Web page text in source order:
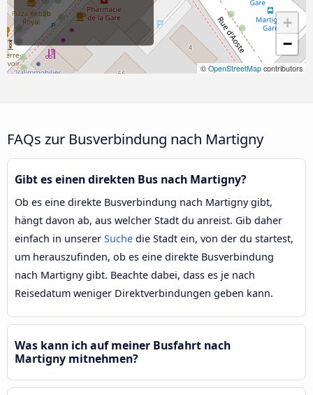
+
−
© OpenStreetMap contributors
FAQs zur Busverbindung nach Martigny
Gibt es einen direkten Bus nach Martigny?
Ob es eine direkte Busverbindung nach Martigny gibt,
hängt davon ab, aus welcher Stadt du anreist. Gib daher
einfach in unserer Suche die Stadt ein, von der du startest,
um herauszufinden, ob es eine direkte Busverbindung
nach Martigny gibt. Beachte dabei, dass es je nach
Reisedatum weniger Direktverbindungen geben kann.
Was kann ich auf meiner Busfahrt nach
Martigny mitnehmen?